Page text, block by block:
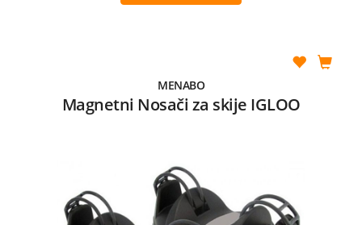
MENABO
Magnetni Nosači za skije IGLOO